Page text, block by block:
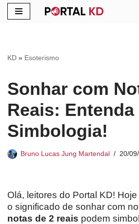
conteúdo
KD » Esoterismo
Sonhar com
Reais: Entenda
Simbologia!
Bruno Lucas Jung Martendal 20/
Olá, leitores do Portal KD!
o significado de sonhar com
notas de 2 reais podem